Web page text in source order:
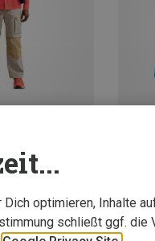
Hemdoptimieren, Inhalte
schließt ggf. die